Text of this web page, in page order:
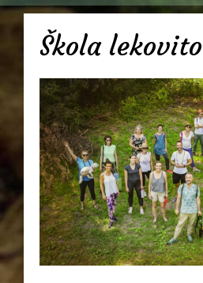
Škola